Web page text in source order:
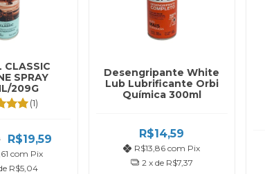
CLASSIC
SPRAY
209G
(1)
R$19,59
com Pix
R$5,04
Desengripante White
Lub Lubrificante Orbi
Química 300ml
R$14,59
R$13,86com Pix
2 x de R$7,37